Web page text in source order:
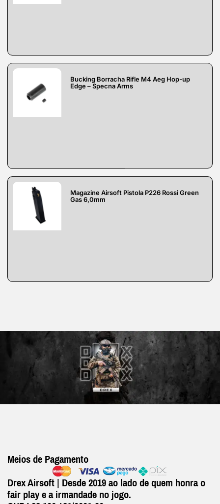
Bucking Borracha Rifle M4 Aeg Hop-up
Edge – Specna Arms
Magazine Airsoft Pistola P226 Rossi Green
Gas 6,0mm
Meios de Pagamento
Drex Airsoft | Desde 2019 ao lado de quem honra o
fair play e a irmandade no jogo.